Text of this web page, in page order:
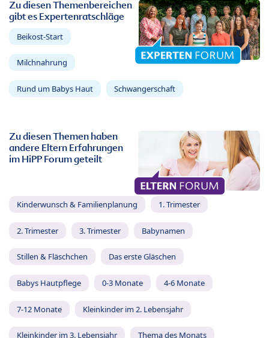
Zu diesen Themenbereichen
gibt es Expertenratschläge
Beikost-Start
Milchnahrung
Rund um Babys Haut Schwangerschaft
Zu diesen Themen haben
andere Eltern Erfahrungen
im HiPP Forum geteilt
Kinderwunsch & Familienplanung 1. Trimester
2. Trimester 3. Trimester Babynamen
Stillen & Fläschchen Das erste Gläschen
Babys Hautpflege 0-3 Monate 4-6 Monate
7-12 Monate Kleinkinder im 2. Lebensjahr
Kleinkinder im 3. Lebensjahr Thema des Monats